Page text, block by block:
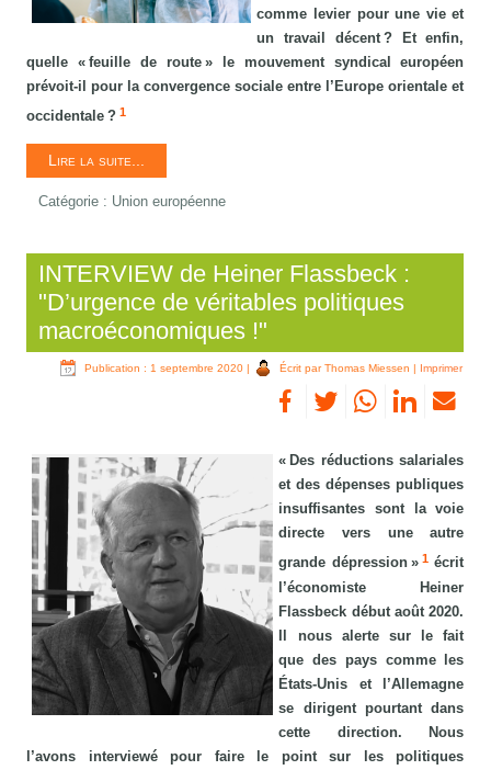
comme levier pour une vie et
un travail décent ? Et enfin,
quelle « feuille de route » le mouvement syndical européen
prévoit-il pour la convergence sociale entre l’Europe orientale et
occidentale ?1
Lire la suite...
Catégorie : Union européenne
INTERVIEW de Heiner Flassbeck :
"D’urgence de véritables politiques
macroéconomiques !"
Publication : 1 septembre 2020 | Écrit par Thomas Miessen | Imprimer
« Des réductions salariales
et des dépenses publiques
insuffisantes sont la voie
directe vers une autre
grande dépression » 1 écrit
l’économiste Heiner
Flassbeck début août 2020.
Il nous alerte sur le fait
que des pays comme les
États-Unis et l’Allemagne
se dirigent pourtant dans
cette direction. Nous
l’avons interviewé pour faire le point sur les politiques